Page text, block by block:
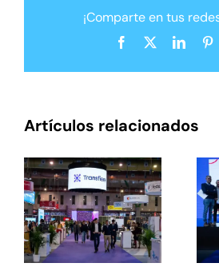
¡Comparte en tus
Facebook
Artículos relacionados